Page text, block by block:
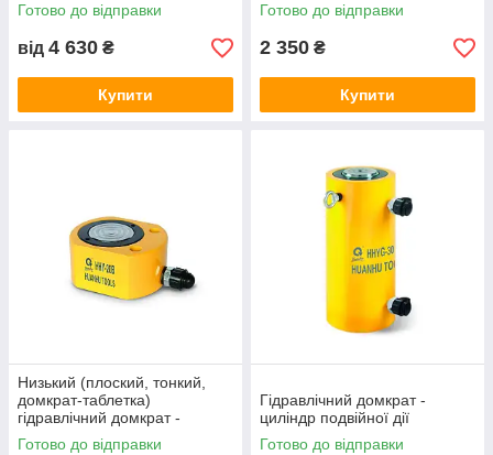
Готово до відправки
від 4 630 ₴
Купити
Готово до відправки
2 350 ₴
Купити
Низький (плоский, тонкий,
домкрат-таблетка)
гідравлічний домкрат -
циліндр односторонньої дії
Готово до відправки
Гідравлічний домкрат -
циліндр подвійної дії
Готово до відправки